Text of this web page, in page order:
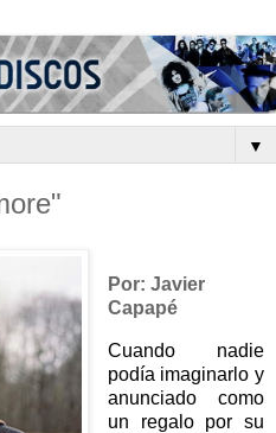
▼
Por: Javier
Capapé
Cuando nadie
podía imaginarlo y
anunciado como
un regalo por su